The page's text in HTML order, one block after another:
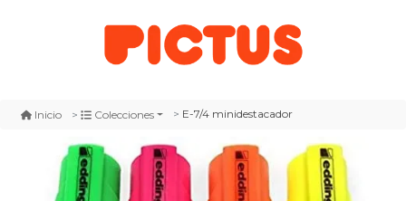
Inicio Colecciones E-7/4 minidestacador